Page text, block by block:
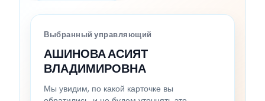
Выбранный управляющий
АШИНОВА АСИЯТ
ВЛАДИМИРОВНА
Мы увидим, по какой карточке вы